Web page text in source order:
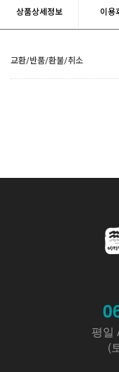
상품상세정보 이용
교환/반품/환불/취소
평일
(